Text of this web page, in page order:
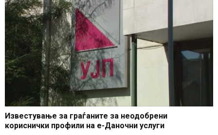
Известување за граѓаните за неодобрени
кориснички профили на е-Даночни услуги